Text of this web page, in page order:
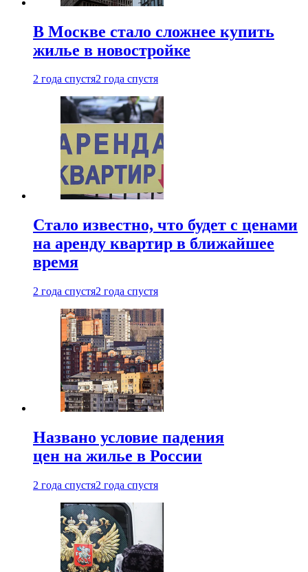
В Москве стало сложнее купить
жилье в новостройке
2 года спустя2 года спустя
Стало известно, что будет с ценами
на аренду квартир в ближайшее
время
2 года спустя2 года спустя
Названо условие падения
цен на жилье в России
2 года спустя2 года спустя